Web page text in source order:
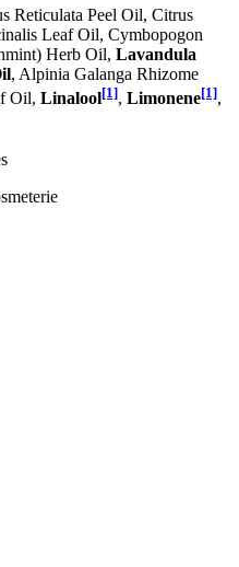
Reticulata Peel Oil, Citrus
Leaf Oil, Cymbopogon
Herb Oil, Lavandula
, Alpinia Galanga Rhizome
Oil, Linalool[1], Limonene[1],